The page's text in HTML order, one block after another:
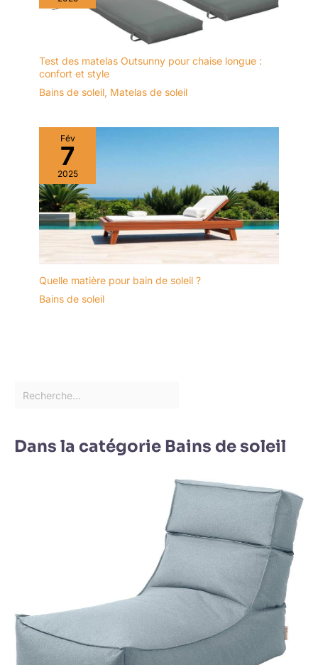
Test des matelas Outsunny pour chaise longue :
confort et style
Bains de soleil, Matelas de soleil
Fév
7
2025
Quelle matière pour bain de soleil ?
Bains de soleil
Dans la catégorie Bains de soleil